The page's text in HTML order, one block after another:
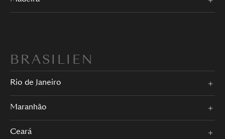
BRASILIEN
Rio de Janeiro
Maranhão
Ceará